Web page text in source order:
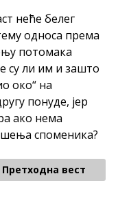
неће белег
односа према
потомака
су ли им и зашто
око“ на
понуде, јер
ако нема
споменика?
Претходна вест